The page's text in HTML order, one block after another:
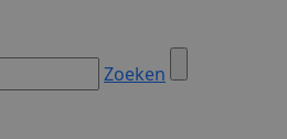
Zoeken